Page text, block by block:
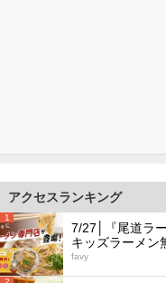
アクセスランキング
1
7/27│『尾道ラ
キッズラーメン
favy